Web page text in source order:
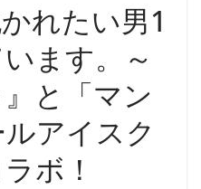
れたい男1
ます。～
と「マン
アイスク
ボ！